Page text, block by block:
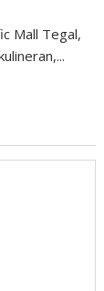
Mall Tegal,